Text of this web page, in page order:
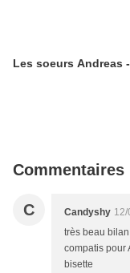
Les soeurs Andreas
Commentaires
C Candyshy
très beau
compatis pour
bisette